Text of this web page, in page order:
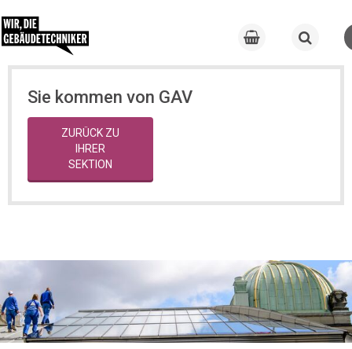
Sie kommen von GAV
ZURÜCK ZU
IHRER
SEKTION